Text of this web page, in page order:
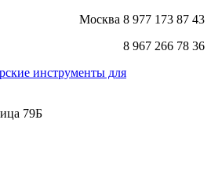
Москва 8 977 173 87 43
8 967 266 78 36
79Б